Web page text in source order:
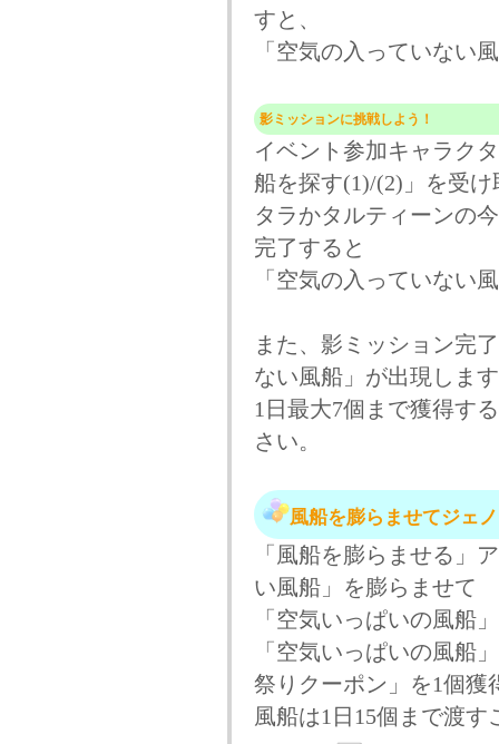
すと、
「空気の入っていない
影ミッションに挑戦しよう！
イベント参加キャラク
船を探す(1)/(2)」を受け
タラかタルティーンの
完了すると
「空気の入っていない
また、影ミッション完
ない風船」が出現しま
1日最大7個まで獲得す
さい。
風船を膨らませてジェ
「風船を膨らませる」
い風船」を膨らませて
「空気いっぱいの風船
「空気いっぱいの風船
祭りクーポン」を1個獲
風船は1日15個まで渡す